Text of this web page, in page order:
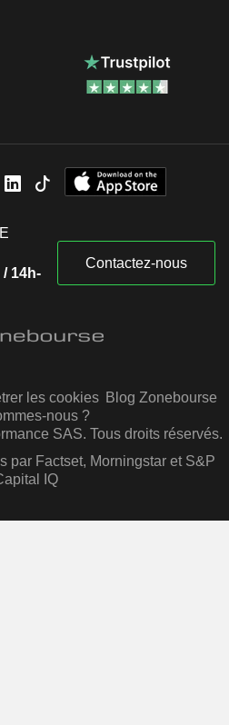
14h-
Contactez-nous
les cookies Blog Zonebourse
nous ?
SAS. Tous droits réservés.
par Factset, Morningstar et S&P
IQ